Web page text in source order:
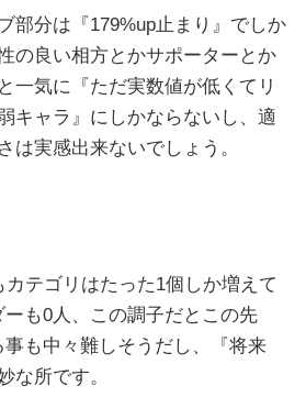
部分は『179%up止まり』でしか
の良い相方とかサポーターとか
一気に『ただ実数値が低くてリ
キャラ』にしかならないし、適
は実感出来ないでしょう。
テゴリはたった1個しか増えて
も0人、この調子だとこの先
も中々難しそうだし、『将来
な所です。